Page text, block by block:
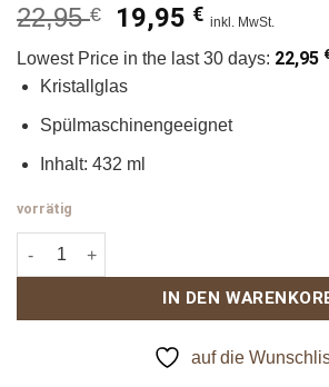
22,95€
Ursprünglicher
Preis
war:
22,95 €
19,95 €Aktueller
Preis
ist:
inkl. MwSt.
Lowest Price in the last 30 days: 22,95
Kristallglas
Spülmaschinengeeignet
Inhalt: 432 ml
vorrätig
Allround Glas Set #5 #6 Menge
IN DEN
auf die